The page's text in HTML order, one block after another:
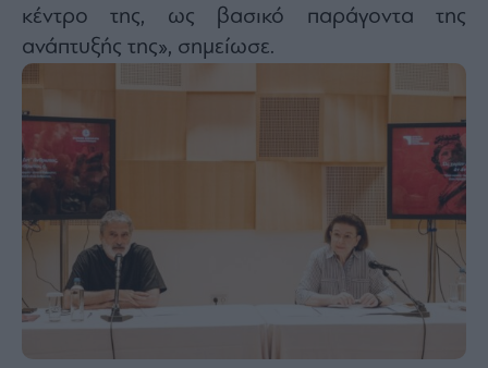
κέντρο της, ως βασικό παράγοντα της
ανάπτυξής της», σημείωσε.